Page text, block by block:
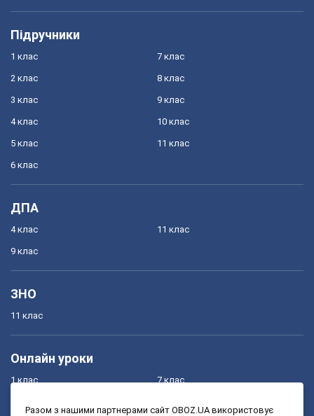
Підручники
1 клас
2 клас
3 клас
4 клас
5 клас
6 клас
7 клас
8 клас
9 клас
10 клас
11 клас
ДПА
4 клас
9 клас
11 клас
ЗНО
11 клас
Онлайн уроки
1 клас 7 клас
Разом з нашими партнерами сайт OBOZ.UA використовує